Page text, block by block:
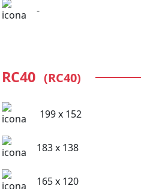
-
RC40 (RC40)
199 x 152
183 x 138
165 x 120